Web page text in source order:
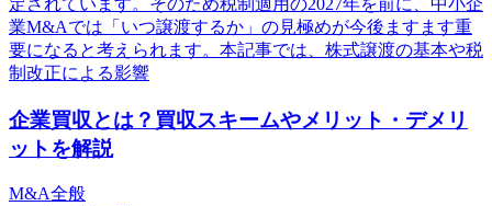
業M&Aでは「いつ譲渡するか」の見極めが今後ますます重
要になると考えられます。本記事では、株式譲渡の基本や税
制改正による影響
企業買収とは？買収スキームやメリット・デメリ
ットを解説
M&A全般